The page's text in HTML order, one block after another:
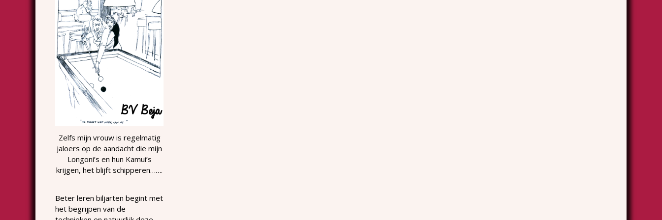
Zelfs mijn vrouw is regelmatig
jaloers op de aandacht die mijn
Longoni’s en hun Kamui’s
krijgen, het blijft schipperen…….
Beter leren biljarten begint met
het begrijpen van de